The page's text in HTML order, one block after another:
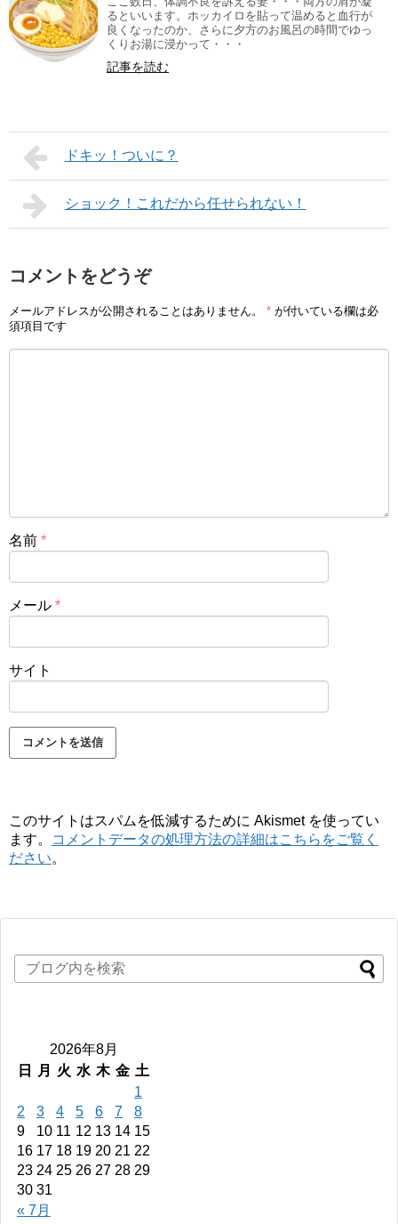
るといいます。ホッカイロを貼って温めると血行が
良くなったのか、さらに夕方のお風呂の時間でゆっ
くりお湯に浸かって・・・
記事を読む
ドキッ！ついに？
ショック！これだから任せられない！
コメントをどうぞ
メールアドレスが公開されることはありません。 * が付いている欄は必
須項目です
名前 *
メール *
サイト
このサイトはスパムを低減するために Akismet を使ってい
ます。
コメントデータの処理方法の詳細はこちらをご覧く
ださい。
2026年8月
日
月 火 水 木 金 土
« 7月
1
2
3 4 5 6 7
8
9
10 11 12 13 14 15
16 17 18 19 20 21 22
23 24 25 26 27 28 29
30 31